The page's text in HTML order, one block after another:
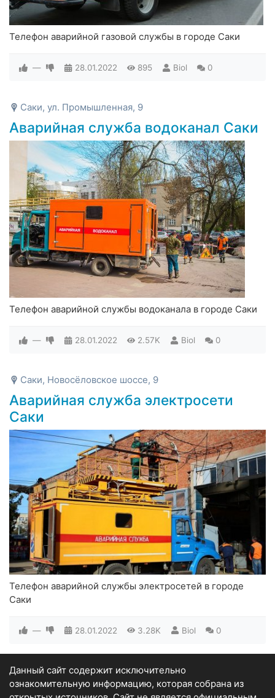
Телефон аварийной газовой службы в городе Саки
— 28.01.2022 895 Biol 0
Саки, ул. Промышленная, 9
Аварийная служба водоканал Саки
Телефон аварийной службы водоканала в городе Саки
— 28.01.2022 2.57K Biol 0
Саки, Новосёловское шоссе, 9
Аварийная служба электросети
Саки
Телефон аварийной службы электросетей в городе
Саки
— 28.01.2022 3.28K Biol 0
Данный сайт содержит исключительно
ознакомительную информацию, которая собрана из